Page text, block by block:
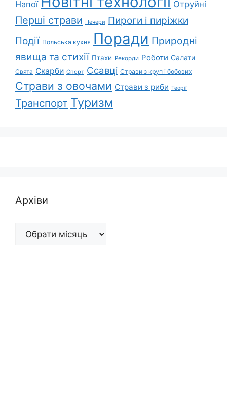
Напої Отруйні
Перші страви Печери Пироги і пиріжки
Події Польська кухня Поради Природні
явища та стихії Птахи Рекорди Роботи Салати
Свята Скарби Спорт Ссавці Страви з круп і бобових
Страви з овочами Страви з риби Теорії
Транспорт Туризм
Архіви
Архіви